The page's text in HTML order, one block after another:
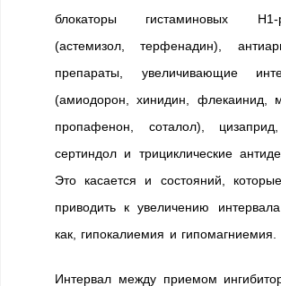
блокаторы гистаминовых H1-
(астемизол, терфенадин),
препараты, увеличивающие
(амиодорон, хинидин, флекаинид,
пропафенон, соталол),
сертиндол и трициклические
Это касается и состояний,
приводить к увеличению
как, гипокалиемия и гипомагниемия.
Интервал между приемом